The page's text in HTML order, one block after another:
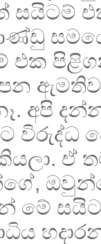
සයිටම්
එක
අපි
විරුද්ධ
ඒ
මේ